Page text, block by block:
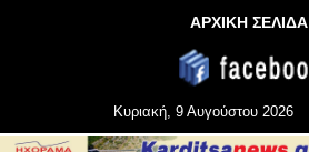
ΑΡΧΙΚΗ ΣΕΛΙΔΑ
Κυριακή, 9 Αυγούστου 2026